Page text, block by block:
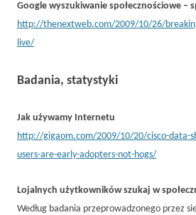
Google wyszukiwanie społecznościowe –
http://thenextweb.com/2009/10/26/
live/
Badania, statystyki
Jak używamy Internetu
http://gigaom.com/2009/10/20/cisco-data-
users-are-early-adopters-not-hogs/
Lojalnych użytkowników szukaj w
Według badania przeprowadzonego przez